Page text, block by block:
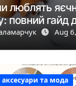
люблять
повний гайд
Aug
аксесуари та мода